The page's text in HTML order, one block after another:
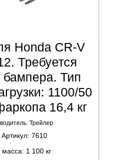
Honda CR-V
Требуется
бампера. Тип
1100/50
16,4 кг
Трейлер
Артикул: 7610
масса: 1 100 кг